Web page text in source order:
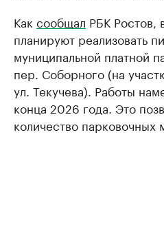
Как сообщал РБК Ростов,
планируют реализовать
муниципальной платной
пер. Соборного (на
ул. Текучева). Работы
конца 2026 года. Это
количество парковочных